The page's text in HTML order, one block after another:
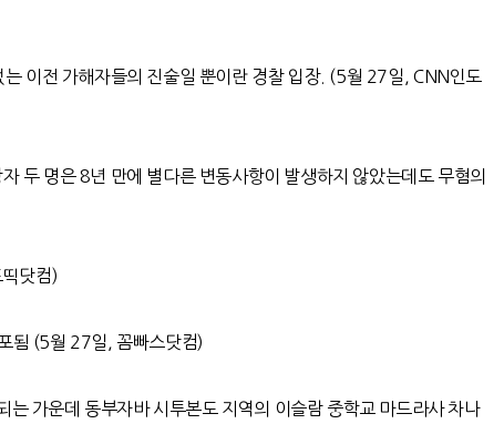
이전 가해자들의 진술일 뿐이란 경찰 입장. (5월 27일, CNN인도
두 명은8년 만에 별다른 변동사항이 발생하지 않았는데도 무혐의
띡닷컴)
됨 (5월 27일, 꼼빠스닷컴)
가운데 동부자바 시투본도 지역의 이슬람 중학교 마드라사 차나